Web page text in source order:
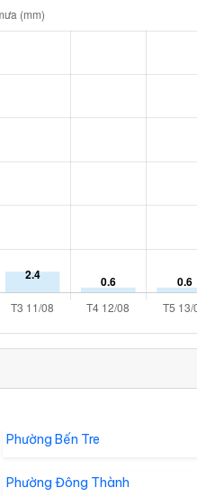
Phường Bến Tre
Phường Đông Thành